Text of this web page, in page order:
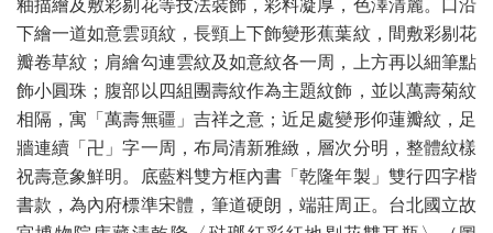
釉描繪及敷彩剔花等技法裝飾，彩料凝厚，色澤清麗。口沿
下繪一道如意雲頭紋，長頸上下飾變形蕉葉紋，間敷彩剔花
瓣卷草紋；肩繪勾連雲紋及如意紋各一周，上方再以細筆點
飾小圓珠；腹部以四組團壽紋作為主題紋飾，並以萬壽菊紋
相隔，寓「萬壽無疆」吉祥之意；近足處變形仰蓮瓣紋，足
牆連續「卍」字一周，布局清新雅緻，層次分明，整體紋樣
祝壽意象鮮明。底藍料雙方框內書「乾隆年製」雙行四字楷
書款，為內府標準宋體，筆道硬朗，端莊周正。台北國立故